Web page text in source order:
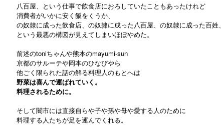
八百屋、という仕事で飲食店におろしていたこともあったけれど
消費者がいかに安く飯をくうか、
の奴隷に成った飲食店、の奴隷に成った八百屋、の奴隷に成った百姓、
という最悪の構図が見えてしまいほぼやめた。
前述のtoniちゃんや熊本のmayumi-sun
京都のサルーテや岡本のひなびやら
他ごく限られた話の解る料理人のもとへは
野菜は喜んで運ばれていく。
料理されるために。
そして闇市には直接自らや子や孫や母や愛する人のために
料理する人たちが足を運んでくれる。